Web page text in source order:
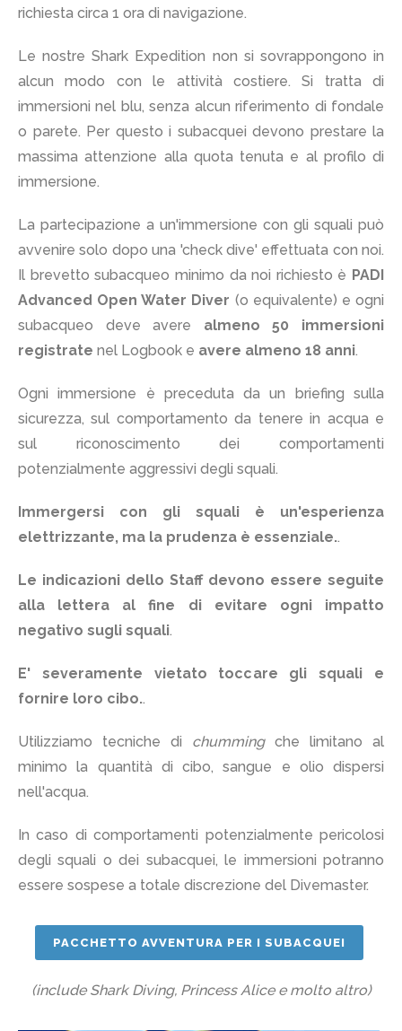
richiesta circa 1 ora di navigazione.
Le nostre Shark Expedition non si sovrappongono in
alcun modo con le attività costiere. Si tratta di
immersioni nel blu, senza alcun riferimento di fondale
o parete. Per questo i subacquei devono prestare la
massima attenzione alla quota tenuta e al profilo di
immersione.
La partecipazione a un'immersione con gli squali può
avvenire solo dopo una 'check dive' effettuata con noi.
Il brevetto subacqueo minimo da noi richiesto è PADI
Advanced Open Water Diver (o equivalente) e ogni
subacqueo deve avere almeno 50 immersioni
registrate nel Logbook e avere almeno 18 anni.
Ogni immersione è preceduta da un briefing sulla
sicurezza, sul comportamento da tenere in acqua e
sul riconoscimento dei comportamenti
potenzialmente aggressivi degli squali.
Immergersi con gli squali è un'esperienza
elettrizzante, ma la prudenza è essenziale..
Le indicazioni dello Staff devono essere seguite
alla lettera al fine di evitare ogni impatto
negativo sugli squali.
E' severamente vietato toccare gli squali e
fornire loro cibo..
Utilizziamo tecniche di chummingche limitano al
minimo la quantità di cibo, sangue e olio dispersi
nell'acqua.
In caso di comportamenti potenzialmente pericolosi
degli squali o dei subacquei, le immersioni potranno
essere sospese a totale discrezione del Divemaster.
PACCHETTO AVVENTURA PER I SUBACQUEI
(include Shark Diving, Princess Alice e molto altro)